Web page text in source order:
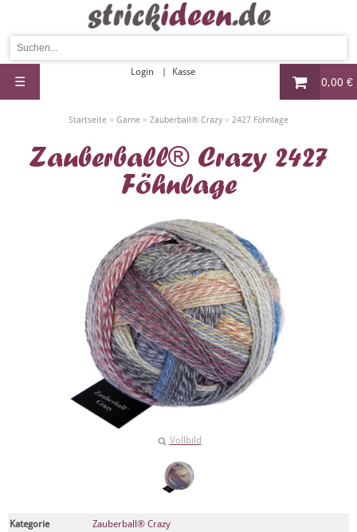
0,00 €
Login Kasse
☰
Startseite » Garne » Zauberball® Crazy » 2427 Föhnlage
Zauberball® Crazy 2427
Föhnlage
Vollbild
Kategorie
Zauberball® Crazy